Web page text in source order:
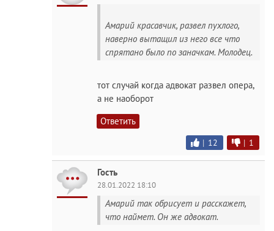
Амарий красавчик, развел пухлого,
наверно вытащил из него все что
спрятано было по заначкам. Молодец.
тот случай когда адвокат развел опера,
а не наоборот
Ответить
| 12 | 1
Гость
28.01.2022 18:10
Амарий так обрисует и расскажет,
что наймет. Он же адвокат.